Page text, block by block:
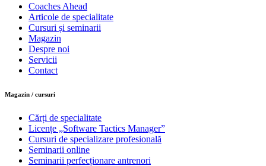
Coaches Ahead
Articole de specialitate
Cursuri și seminarii
Magazin
Despre noi
Servicii
Contact
Magazin / cursuri
Cărți de specialitate
Licențe „Software Tactics Manager”
Cursuri de specializare profesională
Seminarii online
Seminarii perfecționare antrenori